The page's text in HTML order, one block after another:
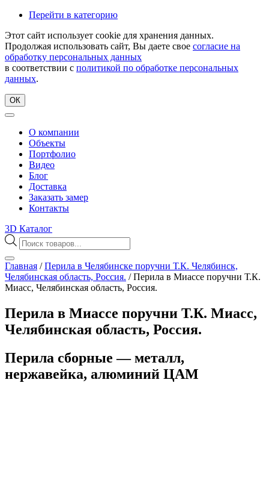
Перейти в категорию
Этот сайт использует cookie для хранения данных.
Продолжая использовать сайт, Вы даете свое согласие на
обработку персональных данных
в соответствии с политикой по обработке персональных
данных.
ОК
О компании
Объекты
Портфолио
Видео
Блог
Доставка
Заказать замер
Контакты
3D Каталог
Поиск
товаров
Главная /Перила в Челябинске поручни Т.К. Челябинск,
Челябинская область, Россия. /Перила в Миассе поручни Т.К.
Миасс, Челябинская область, Россия.
Перила в Миассе поручни Т.К. Миасс,
Челябинская область, Россия.
Перила сборные — металл,
нержавейка, алюминий ЦАМ